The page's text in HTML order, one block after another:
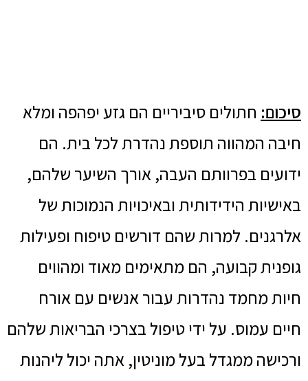
סיכום: חתולים סיביריים הם גזע יפהפה ומלא
חיבה המהווה תוספת נהדרת לכל בית. הם
ידועים בפרוותם העבה, אורך השיער שלהם,
באישיות הידידותית ובאיכויות הנמוכות של
אלרגנים. למרות שהם דורשים טיפוח ופעילות
גופנית קבועה, הם מתאימים מאוד ומהווים
חיות מחמד נהדרות עבור אנשים עם אורח
חיים עמוס. על ידי טיפול בצרכי הבריאות שלהם
ורכישה ממגדל בעל מוניטין, אתה יכול ליהנות